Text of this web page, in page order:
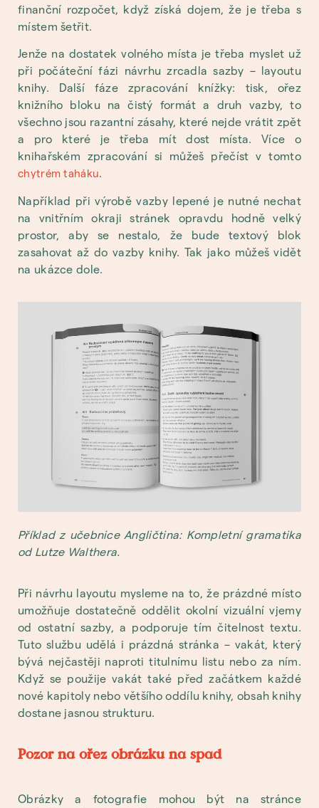
finanční rozpočet, když získá dojem, že je třeba s
místem šetřit.
Jenže na dostatek volného místa je třeba myslet už
při počáteční fázi návrhu zrcadla sazby – layoutu
knihy. Další fáze zpracování knížky: tisk, ořez
knižního bloku na čistý formát a druh vazby, to
všechno jsou razantní zásahy, které nejde vrátit zpět
a pro které je třeba mít dost místa. Více o
knihařském zpracování si můžeš přečíst v tomto
chytrém taháku.
Například při výrobě vazby lepené je nutné nechat
na vnitřním okraji stránek opravdu hodně velký
prostor, aby se nestalo, že bude textový blok
zasahovat až do vazby knihy. Tak jako můžeš vidět
na ukázce dole.
Příklad z učebnice Angličtina: Kompletní gramatika
od Lutze Walthera.
Při návrhu layoutu mysleme na to, že prázdné místo
umožňuje dostatečně oddělit okolní vizuální vjemy
od ostatní sazby, a podporuje tím čitelnost textu.
Tuto službu udělá i prázdná stránka – vakát, který
bývá nejčastěji naproti titulnímu listu nebo za ním.
Když se použije vakát také před začátkem každé
nové kapitoly nebo většího oddílu knihy, obsah knihy
dostane jasnou strukturu.
Pozor na ořez obrázku na spad
Obrázky a fotografie mohou být na stránce